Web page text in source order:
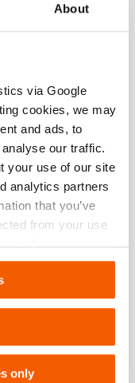
About
via Google
cookies, we may
and ads, to
our traffic.
your use of our site
analytics partners
that you’ve
from your use
preferences via
only
bei kleinen Lasten